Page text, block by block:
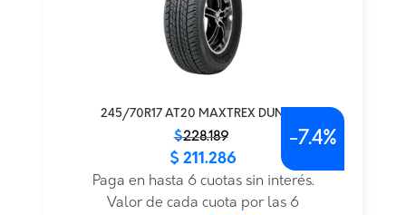
245/70R17 AT20 MAXTREX DUNLOP
$228.189
original
actual
$ 211.286
Paga en hasta 6 cuotas sin interés.
Valor de cada cuota por las 6
-7.4%